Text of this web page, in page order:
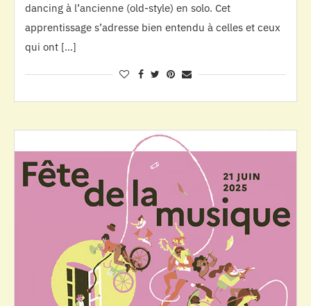
dancing à l’ancienne (old-style) en solo. Cet
apprentissage s’adresse bien entendu à celles et ceux
qui ont […]